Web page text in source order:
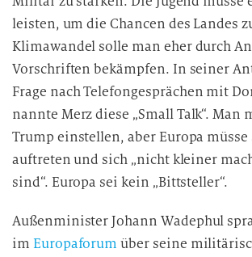
leisten, um die Chancen des Landes
Klimawandel solle man eher durch
Vorschriften bekämpfen. In seiner
Frage nach Telefongesprächen mit
nannte Merz diese „Small Talk“. Man
Trump einstellen, aber Europa müsse
auftreten und sich „nicht kleiner
sind“. Europa sei kein „Bittsteller“.
Außenminister Johann Wadephul
im Europaforum über seine